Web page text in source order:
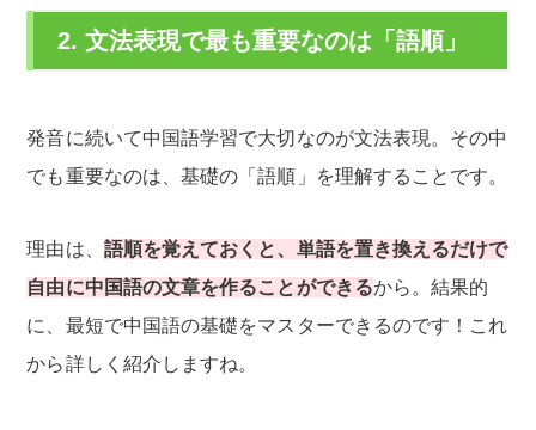
2. 文法表現で最も重要なのは「語順」
発音に続いて中国語学習で大切なのが文法表現。その中
でも重要なのは、基礎の「語順」を理解することです。
理由は、 語順を覚えておくと、単語を置き換えるだけで
自由に中国語の文章を作ることができるから。結果的
に、最短で中国語の基礎をマスターできるのです！これ
から詳しく紹介しますね。